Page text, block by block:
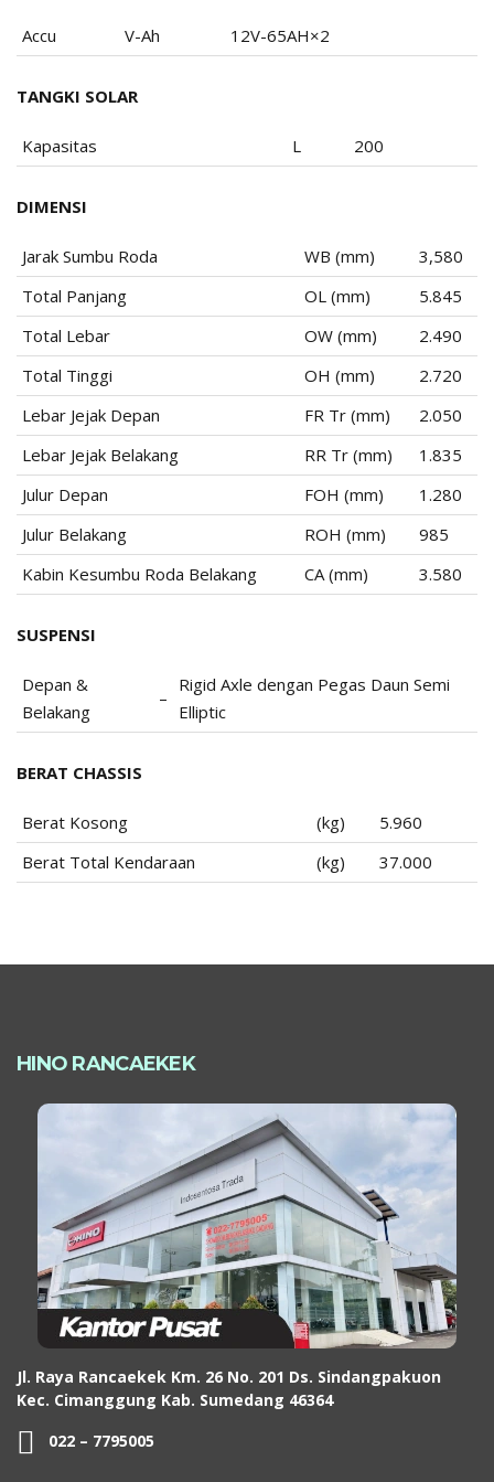
Accu V-Ah 12V-65AH×2
TANGKI SOLAR
Kapasitas L 200
DIMENSI
Jarak Sumbu Roda WB (mm)
3,580
Total Panjang
OL (mm)
5.845
Total Lebar
OW (mm)
2.490
Total Tinggi
OH (mm)
2.720
Lebar Jejak Depan
FR Tr (mm)
2.050
Lebar Jejak Belakang
RR Tr (mm)
1.835
Julur Depan
FOH (mm)
1.280
Julur Belakang
ROH (mm)
985
Kabin Kesumbu Roda Belakang
CA (mm) 3.580
SUSPENSI
Depan &
Belakang
–
Rigid Axle dengan Pegas Daun Semi
Elliptic
BERAT CHASSIS
Berat Kosong (kg)
5.960
Berat Total Kendaraan
(kg) 37.000
HINO RANCAEKEK
Jl. Raya Rancaekek Km. 26 No. 201 Ds. Sindangpakuon
Kec. Cimanggung Kab. Sumedang 46364
022 – 7795005